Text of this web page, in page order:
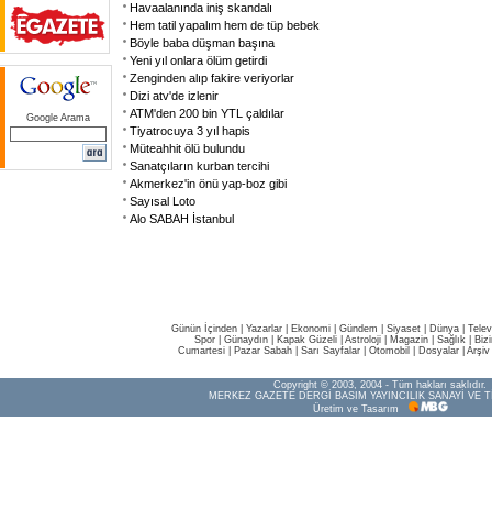
Google Arama
Havaalanında iniş skandalı
Hem tatil yapalım hem de tüp bebek
Böyle baba düşman başına
Yeni yıl onlara ölüm getirdi
Zenginden alıp fakire veriyorlar
Dizi atv'de izlenir
ATM'den 200 bin YTL çaldılar
Tiyatrocuya 3 yıl hapis
Müteahhit ölü bulundu
Sanatçıların kurban tercihi
Akmerkez'in önü yap-boz gibi
Sayısal Loto
Alo SABAH İstanbul
Günün İçinden Yazarlar Ekonomi Gündem Siyaset Dünya |
Spor
Günaydın Kapak Güzeli Astroloji Magazin Sağlık
Cumartesi
Pazar Sabah Sarı Sayfalar Otomobil Dosyalar Arşiv
Copyright © 2003, 2004 - Tüm hakları saklıdır.
MERKEZ GAZETE DERGİ BASIM YAYINCILIK SANAYİ VE
Üretim ve Tasarım